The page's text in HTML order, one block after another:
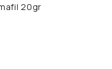
20gr